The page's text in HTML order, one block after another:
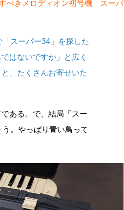
べきメロディオン初号機「スーパ
スーパー34」を探した
はないですか」と広く
、たくさんお寄せいた
ある。で、結局「スー
。やっぱり青い鳥って